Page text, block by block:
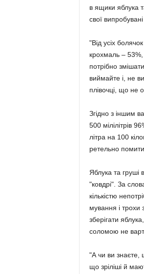
в ящики яблука
свої випробувані
"Від усіх
крохмаль –
потрібно
виймайте і, не
плівочці, що не
Згідно з іншим
500 мілілітрів
літра на 100
ретельно помити.
Яблука та груші
"ковдрі". За
кількістю
мування і
зберігати
соломою не
"А чи ви знаєте,
що зріліші й